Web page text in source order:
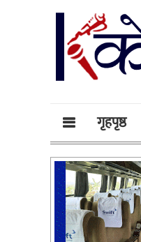
गृहपृष्ठ